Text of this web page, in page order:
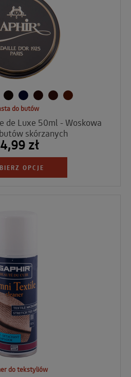
do butów
de Luxe 50ml - Woskowa
skórzanych
zł
OPCJE
do tekstyliów